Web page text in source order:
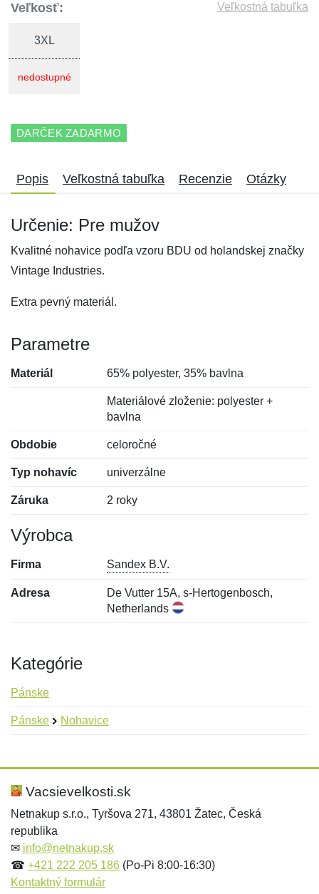
Veľkosť: Veľkostná tabuľka
3XL
nedostupné
DARČEK ZADARMO
Popis Veľkostná tabuľka Recenzie Otázky
Určenie: Pre mužov
Kvalitné nohavice podľa vzoru BDU od holandskej značky
Vintage Industries.
Extra pevný materiál.
Parametre
Materiál 65% polyester, 35% bavlna
Materiálové zloženie: polyester +
bavlna
Obdobie celoročné
Typ nohavíc univerzálne
Záruka 2 roky
Výrobca
Firma Sandex B.V.
Adresa
De Vutter 15A, s-Hertogenbosch,
Netherlands
Kategórie
Pánske
Pánske Nohavice
Hodnotenie:
Meno:*
Meno:
E-mail:*
Vacsievelkosti.sk
Netnakup s.r.o., Tyršova 271, 43801 Žatec, Česká
republika
✉ info@netnakup.sk
☎ +421 222 205 186 (Po-Pi 8:00-16:30)
Kontaktný formulár